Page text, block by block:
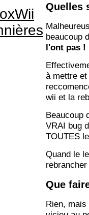
Quelles
beaucoup
l'ont pas !
à mettre
wii et la
Beaucoup
VRAI bug
TOUTES
Quand le
Que
Rien,